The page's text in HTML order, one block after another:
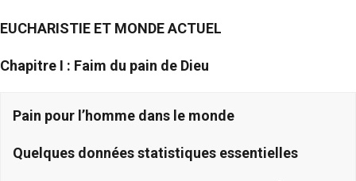
EUCHARISTIE ET MONDE ACTUEL
Chapitre I : Faim du pain de Dieu
Pain pour l’homme dans le monde
Quelques données statistiques essentielles